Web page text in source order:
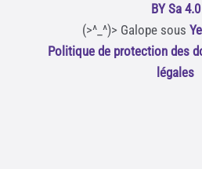
BY Sa 4.0
(>^_^)> Galope sous
Politique de protection des
légales